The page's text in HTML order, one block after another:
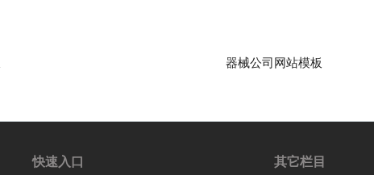
器械公司网站模板
快速入口 其它栏目